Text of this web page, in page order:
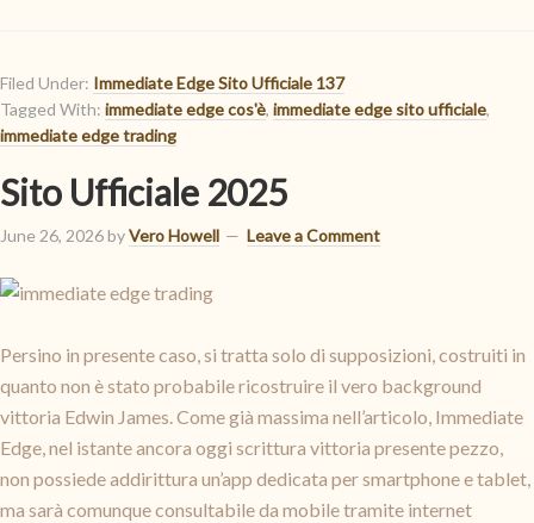
Filed Under: Immediate Edge Sito Ufficiale 137
Tagged With: immediate edge cos'è, immediate edge sito ufficiale,
immediate edge trading
Sito Ufficiale 2025
June 26, 2026byVero Howell Leave a Comment
Persino in presente caso, si tratta solo di supposizioni, costruiti in
quanto non è stato probabile ricostruire il vero background
vittoria Edwin James. Come già massima nell’articolo, Immediate
Edge, nel istante ancora oggi scrittura vittoria presente pezzo,
non possiede addirittura un’app dedicata per smartphone e tablet,
ma sarà comunque consultabile da mobile tramite internet